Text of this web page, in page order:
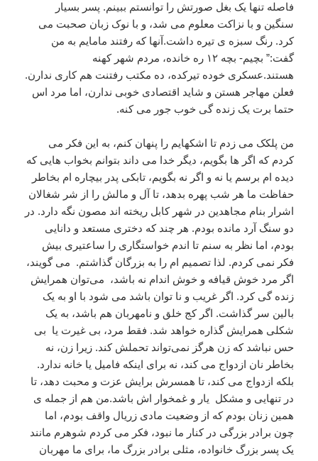
فاصله تنها یک بغل صورتش را توانستم ببینم. پسر بسیار
سنگین و با نزاکت معلوم می شد، و با نوک زبان صحبت می
کرد. رنگ سبزه ی تیره داشت.آنها که رفتند مامایم به من
گفت:” بچیم- بچه ۱۲ ره خانده، مردم شهر کهنه
هستند.عسکری خوده تیرکده، ده مکتب رفتنت هم کاری ندارن.
فعلن مهاجر هستن و شاید اقتصادی خوبی ندارن، اما مرد اس
حتما برت یک زنده گی خوب جور می کنه.
من پلکک می زدم تا اشکهایم را پنهان کنم، به این فکر می
کردم که اگر ها بگویم، دیگر خدا می داند بتوانم بخواب هایی که
دیده ام برسم یا نه و اگر نه بگویم، تابکی پدر بیچاره ام بخاطر
حفاظت ما هر شب پهره بدهد، تا آل و مالش را از شر شغالان
اشرار بنام مجاهدین در شهر کابل ریخته اند مصون نگه دارد. در
دو سنگ آرد مانده بودم. هر چند که دختری مستعد و دانایی
بودم، اما نظر به سنم تا اندم خواستگاری را ساعتیری بیش
فکر نمی کردم. لذا تصمیم ام را به بزرگان گذاشتم. می گويند،
اگر مرد خوش قیافه و خوش اندام نه باشد، می‌توان همرایش
زنده گی کرد. اگر غریب و نا توان باشد می‌ شود با او به یک
بالین سر گذاشت. اگر کج خلق و نامهربان هم باشد، به یک
شکلی همرایش گذاره خواهد شد. فقط مرد، بی غیرت یا بی
حس نباشد که زن هرگز نمی‌تواند تحملش کند. زیرا زن، نه
بخاطر نان ازدواج می کند، نه برای اینکه فامیل یا خانه ندارد.
بلکه ازدواج می کند، تا همسرش برایش عزت و محبت دهد، تا
در تنهایی و مشکل یار و غمخوار اش باشد.من هم از جمله ی
همین زنان بودم که از وضعیت مادی زریال واقف بودم، اما
چون برادر بزرگی در کنار ما نبود، فکر می کردم شوهرم مانند
یک پسر بزرگ خانواده، مثلی برادر بزرگ ما، برای ما مهربان